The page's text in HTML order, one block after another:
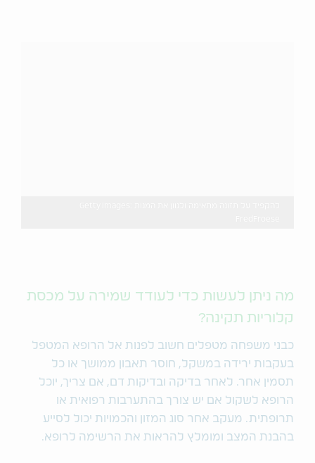
מה ניתן לעשות כדי לעודד שמירה על מכסת
קלוריות תקינה?
כבני משפחה מטפלים חשוב לפנות אל הרופא המטפל
בעקבות ירידה במשקל, חוסר תאבון ממושך או כל
תסמין אחר. לאחר בדיקה ובדיקות דם, אם צריך, יוכל
הרופא לשקול אם יש צורך בהתערבות רפואית או
תרופתית. מעקב אחר סוג המזון והכמויות יכול לסייע
בהבנת המצב ומומלץ להראות את הרשימה לרופא.